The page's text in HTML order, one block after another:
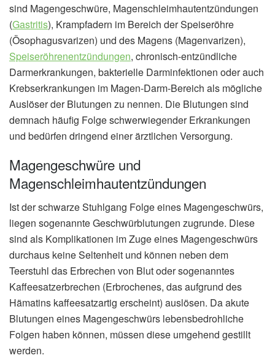
sind Magengeschwüre, Magenschleimhautentzündungen
(Gastritis), Krampfadern im Bereich der Speiseröhre
(Ösophagusvarizen) und des Magens (Magenvarizen),
Speiseröhrenentzündungen, chronisch-entzündliche
Darmerkrankungen, bakterielle Darminfektionen oder auch
Krebserkrankungen im Magen-Darm-Bereich als mögliche
Auslöser der Blutungen zu nennen. Die Blutungen sind
demnach häufig Folge schwerwiegender Erkrankungen
und bedürfen dringend einer ärztlichen Versorgung.
Magengeschwüre und
Magenschleimhautentzündungen
Ist der schwarze Stuhlgang Folge eines Magengeschwürs,
liegen sogenannte Geschwürblutungen zugrunde. Diese
sind als Komplikationen im Zuge eines Magengeschwürs
durchaus keine Seltenheit und können neben dem
Teerstuhl das Erbrechen von Blut oder sogenanntes
Kaffeesatzerbrechen (Erbrochenes, das aufgrund des
Hämatins kaffeesatzartig erscheint) auslösen. Da akute
Blutungen eines Magengeschwürs lebensbedrohliche
Folgen haben können, müssen diese umgehend gestillt
werden.